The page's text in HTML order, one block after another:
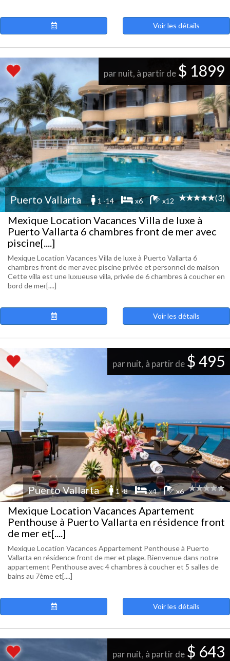
Voir les détails
par nuit, à partir de $ 1899
Puerto Vallarta 1 -14 x6 x12 (3)
Mexique Location Vacances Villa de luxe à
Puerto Vallarta 6 chambres front de mer avec
piscine[....]
Mexique Location Vacances Villa de luxe à Puerto Vallarta 6
chambres front de mer avec piscine privée et personnel de maison
Cette villa est une luxueuse villa, privée de 6 chambres à coucher en
bord de mer[....]
Voir les détails
par nuit, à partir de $ 495
Puerto Vallarta 1 -8 x4 x6
Mexique Location Vacances Apartement
Penthouse à Puerto Vallarta en résidence front
de mer et[....]
Mexique Location Vacances Appartement Penthouse à Puerto
Vallarta en résidence front de mer et plage. Bienvenue dans notre
appartement Penthouse avec 4 chambres à coucher et 5 salles de
bains au 7ème et[....]
Voir les détails
par nuit, à partir de $ 643